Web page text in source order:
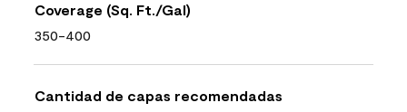
Coverage (Sq. Ft./Gal)
350-400
Cantidad de capas recomendadas